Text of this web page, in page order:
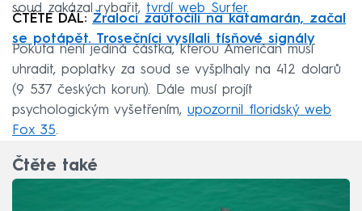
soud zakázal rybařit, tvrdí web Surfer.
ČTĚTE DÁL: Žraloci zaútočili na katamarán, začal
se potápět. Trosečníci vysílali tísňové signály
Pokuta není jediná částka, kterou Američan musí
uhradit, poplatky za soud se vyšplhaly na 412 dolarů
(9 537 českých korun). Dále musí projít
psychologickým vyšetřením, upozornil floridský web
Fox 35.
Čtěte také